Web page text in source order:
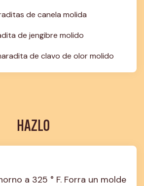
de canela molida
de jengibre molido
de clavo de olor molido
HAZLO
a 325 ° F. Forra un molde